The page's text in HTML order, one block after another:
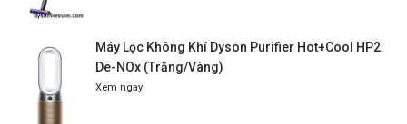
Máy Lọc Không Khí Dyson Purifier Hot+Cool HP2
De-NOx (Trắng/Vàng)
Xem ngay